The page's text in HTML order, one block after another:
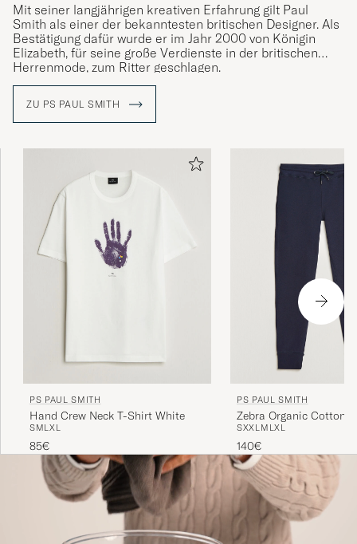
Mit seiner langjährigen kreativen Erfahrung gilt Paul
Smith als einer der bekanntesten britischen Designer. Als
Bestätigung dafür wurde er im Jahr 2000 von Königin
Elizabeth, für seine große Verdienste in der britischen
Herrenmode, zum Ritter geschlagen.
ist, der in einen schweren Fahrradunfall verwickelt wurde
und längere Zeit im Krankenhaus verbringen musste. Dort
kreativen Schaffens markieren würden. Inspiriert von
Künstlern und Musikern wie Warhol und The Rolling
Stones entschloss er sich, Designer zu werden. 1970
eröffnete er sein erstes Geschäft und 1976 wurde die
erste selbst gestaltete Kollektion vorgestellt.
ZU PS PAUL SMITH
PS PAUL SMITH
Hand Crew Neck T-Shirt White
SMLXL
85€
PS PAUL SMITH
Zebra Organic Cotton
Navy
SXXLM LXL
140€